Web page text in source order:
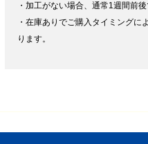
・加工がない場合、通常1週間前
・在庫ありでご購入タイミングに
ります。